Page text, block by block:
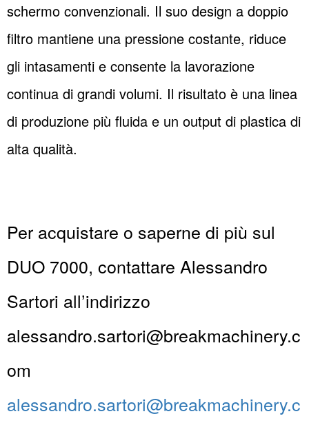
schermo convenzionali. Il suo design a doppio
filtro mantiene una pressione costante, riduce
gli intasamenti e consente la lavorazione
continua di grandi volumi. Il risultato è una linea
di produzione più fluida e un output di plastica di
alta qualità.
Per acquistare o saperne di più sul
DUO 7000, contattare Alessandro
Sartori all’indirizzo
alessandro.sartori@breakmachinery.c
om
alessandro.sartori@breakmachinery.c